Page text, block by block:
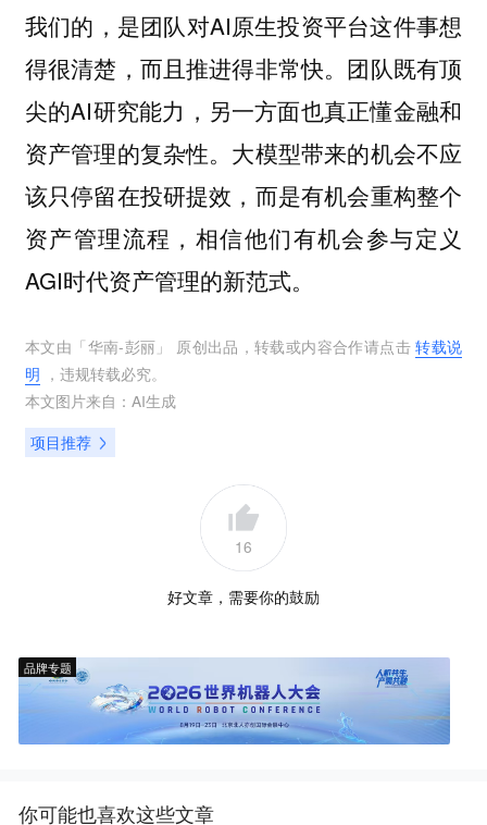
我们的，是团队对AI原生投资平台这件事想
得很清楚，而且推进得非常快。团队既有顶
尖的AI研究能力，另一方面也真正懂金融和
资产管理的复杂性。大模型带来的机会不应
该只停留在投研提效，而是有机会重构整个
资产管理流程，相信他们有机会参与定义
AGI时代资产管理的新范式。
本文由「华南-彭丽 」 原创出品，转载或内容合作请点击转载说
明 ，违规转载必究。
本文图片来自： AI生成
项目推荐
16
好文章，需要你的鼓励
品牌专题
你可能也喜欢这些文章